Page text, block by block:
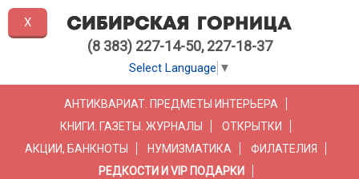
(8 383) 227-14-50, 227-18-37
Select Language ▼
АНТИКВАРИАТ. ПРЕДМЕТЫ ИНТЕРЬЕРА
КНИГИ. ГАЗЕТЫ. ЖУРНАЛЫ
ОТКРЫТКИ
АКЦИИ, БАНКНОТЫ
НУМИЗМАТИКА
ФИЛАТЕЛИЯ
РЕДКОСТИ И VIP ПОДАРКИ
X